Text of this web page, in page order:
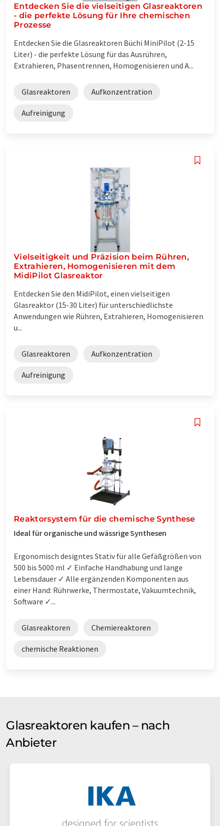
Entdecken Sie die vielseitigen Glasreaktoren
- die perfekte Lösung für Ihre chemischen
Prozesse
Entdecken Sie die Glasreaktoren Büchi MiniPilot (2-15
Liter) - die perfekte Lösung für das Ausrühren,
Extrahieren, Phasentrennen, Homogenisieren und A...
Glasreaktoren Aufkonzentration
Aufreinigung
Vielseitigkeit und Präzision beim Rühren,
Extrahieren, Homogenisieren mit dem
MidiPilot Glasreaktor
Entdecken Sie den MidiPilot, einen vielseitigen
Glasreaktor (15-30 Liter) für unterschiedlichste
Anwendungen wie Rühren, Extrahieren, Homogenisieren
u...
Glasreaktoren Aufkonzentration
Aufreinigung
Reaktorsystem für die chemische Synthese
Ideal für organische und wässrige Synthesen
Ergonomisch designtes Stativ für alle Gefäßgrößen von
500 bis 5000 ml ✓ Einfache Handhabung und lange
Lebensdauer ✓ Alle ergänzenden Komponenten aus
einer Hand: Rührwerke, Thermostate, Vakuumtechnik,
Software ✓...
Glasreaktoren Chemiereaktoren
chemische Reaktionen
Glasreaktoren kaufen – nach
Anbieter